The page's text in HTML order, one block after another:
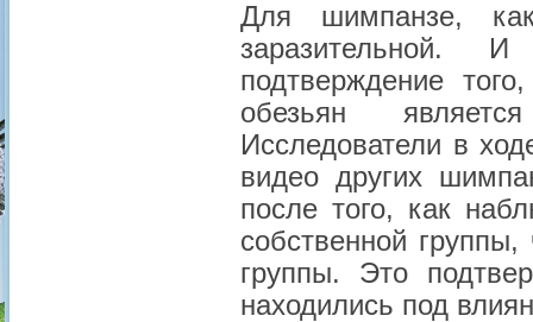
Для шимпанзе,
заразительной. И
подтверждение
обезьян
Исследователи в
видео других
после того, как
собственной
группы. Это
находились под